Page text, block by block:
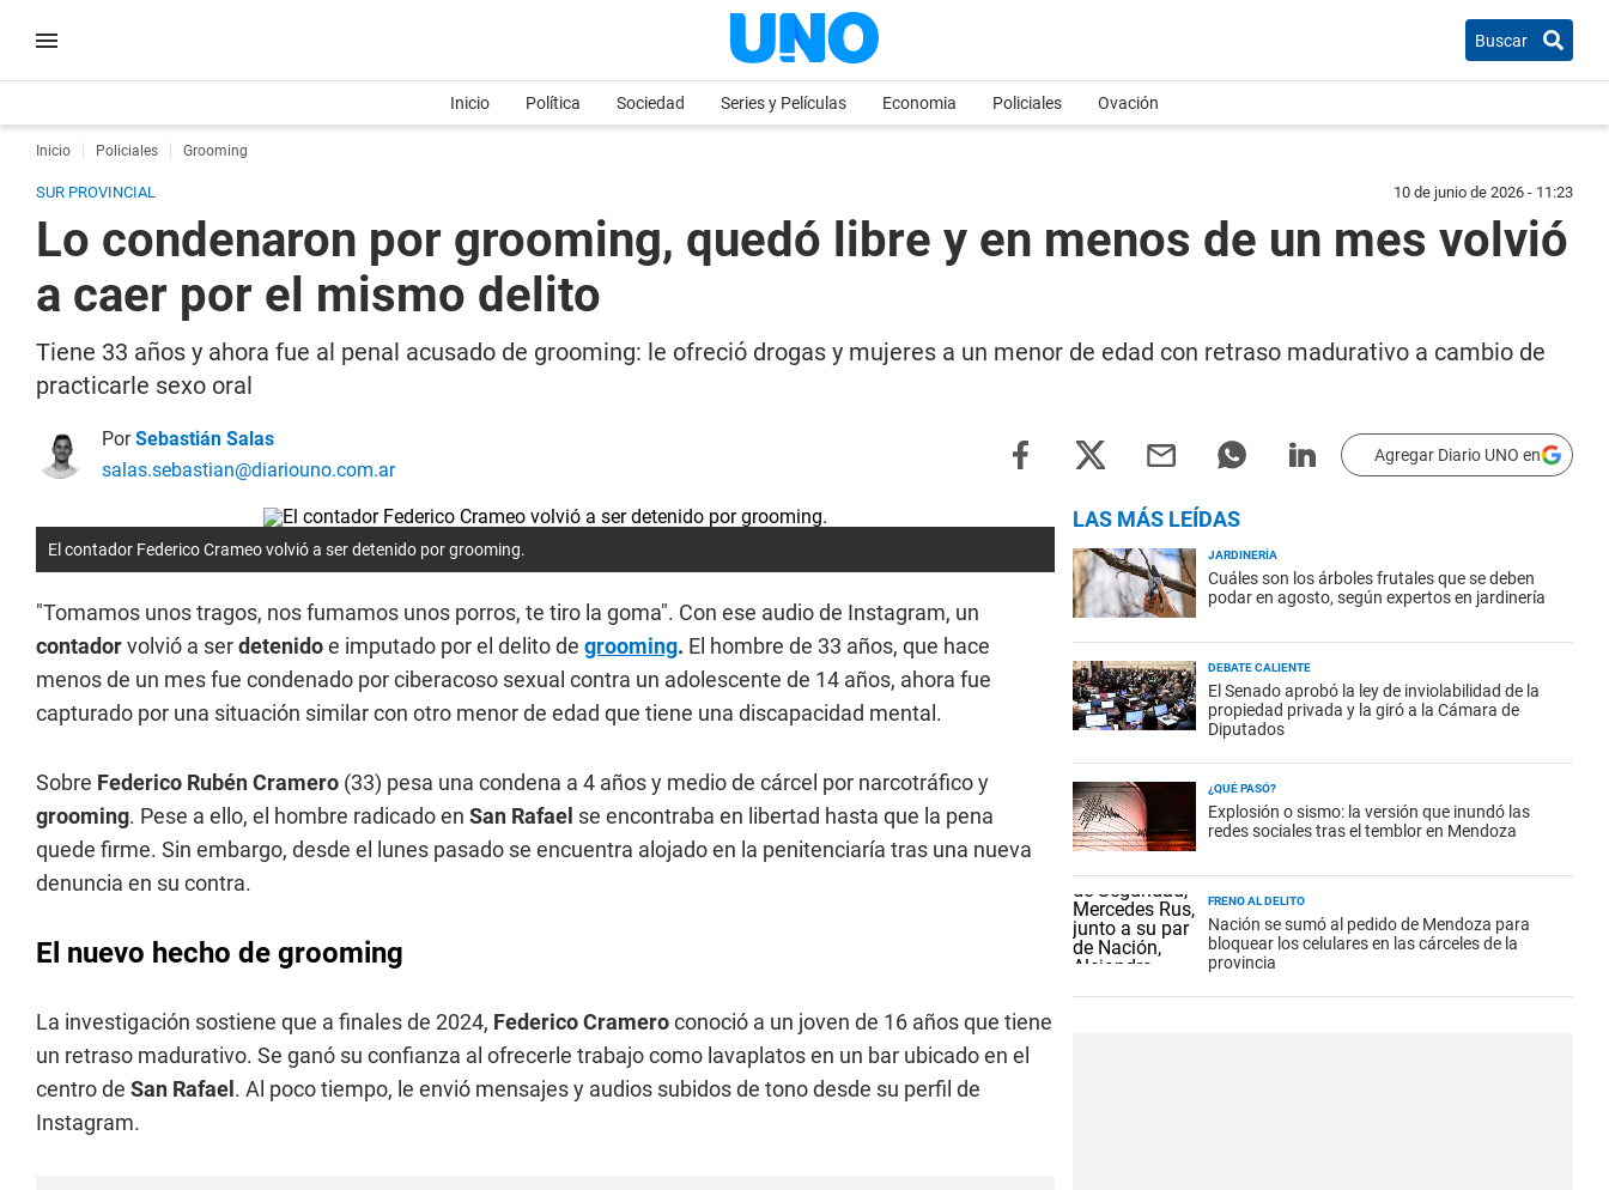
Buscar
Inicio Política Sociedad Series y Películas Economia Policiales Ovación
Inicio Policiales Grooming
SUR PROVINCIAL 10 de junio de 2026 - 11:23
Lo condenaron por grooming, quedó libre y en menos de un mes volvió
a caer por el mismo delito
Tiene 33 años y ahora fue al penal acusado de grooming: le ofreció drogas y mujeres a un menor de edad con retraso madurativo a cambio de
practicarle sexo oral
PorSebastián Salas
salas.sebastian@diariouno.com.ar
Agregar Diario UNO en
El contador Federico Crameo volvió a ser detenido por grooming.
"Tomamos unos tragos, nos fumamos unos porros, te tiro la goma". Con ese audio de Instagram, un
contadorvolvió a serdetenidoe imputado por el delito de grooming. El hombre de 33 años, que hace
menos de un mes fue condenado por ciberacoso sexual contra un adolescente de 14 años, ahora fue
capturado por una situación similar con otro menor de edad que tiene una discapacidad mental.
Sobre Federico Rubén Cramero (33) pesa una condena a 4 años y medio de cárcel por narcotráfico y
grooming. Pese a ello, el hombre radicado en San Rafael se encontraba en libertad hasta que la pena
quede firme. Sin embargo, desde el lunes pasado se encuentra alojado en la penitenciaría tras una nueva
denuncia en su contra.
El nuevo hecho de grooming
La investigación sostiene que a finales de 2024, Federico Crameroconoció a un joven de 16 años que tiene
un retraso madurativo. Se ganó su confianza al ofrecerle trabajo como lavaplatos en un bar ubicado en el
centro de San Rafael . Al poco tiempo, le envió mensajes y audios subidos de tono desde su perfil de
Instagram.
LAS MÁS LEÍDAS
JARDINERÍA
Cuáles son los árboles frutales que se deben
podar en agosto, según expertos en jardinería
DEBATE CALIENTE
El Senado aprobó la ley de inviolabilidad de la
propiedad privada y la giró a la Cámara de
Diputados
¿QUÉ PASÓ?
Explosión o sismo: la versión que inundó las
redes sociales tras el temblor en Mendoza
FRENO AL DELITO
Nación se sumó al pedido de Mendoza para
bloquear los celulares en las cárceles de la
provincia